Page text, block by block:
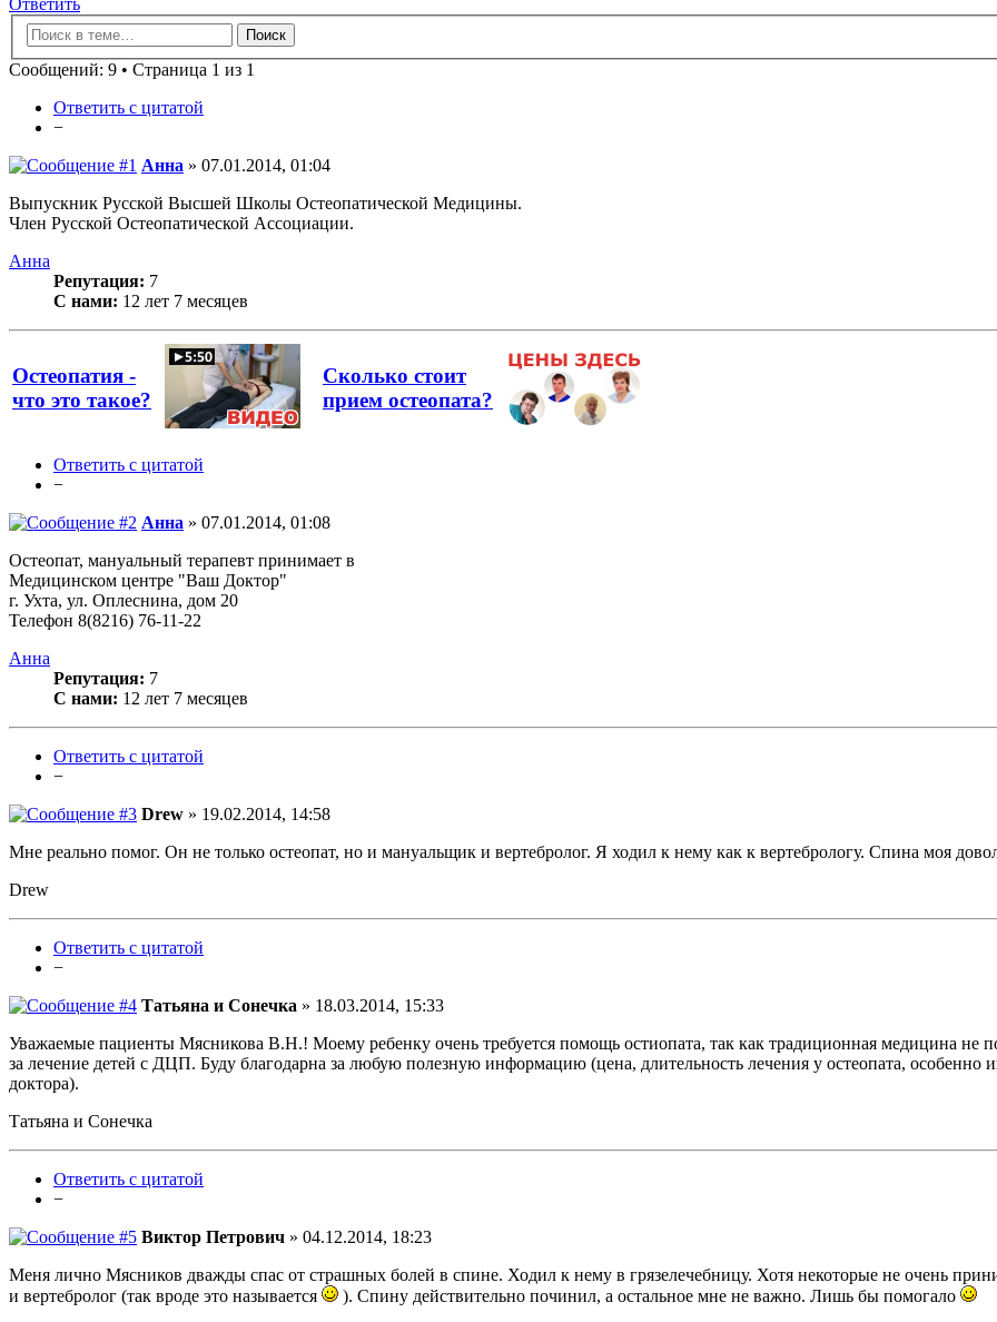
Ответить
Сообщений: 9 • Страница 1 из 1
Ответить с цитатой
−
Анна » 07.01.2014, 01:04
Выпускник Русской Высшей Школы Остеопатической Медицины.
Член Русской Остеопатической Ассоциации.
Анна
Репутация: 7
С нами: 12 лет 7 месяцев
Остеопатия -
что это такое?
Сколько стоит
прием остеопата?
Ответить с цитатой
−
Анна » 07.01.2014, 01:08
Остеопат, мануальный терапевт принимает в
Медицинском центре "Ваш Доктор"
г. Ухта, ул. Оплеснина, дом 20
Телефон 8(8216) 76-11-22
Анна
Репутация: 7
С нами: 12 лет 7 месяцев
Ответить с цитатой
−
Drew » 19.02.2014, 14:58
Мне реально помог. Он не только остеопат, но и мануальщик и вертебролог. Я ходил к нему как к вертебрологу. Спина моя
Drew
Ответить с цитатой
−
Татьяна и Сонечка » 18.03.2014, 15:33
Уважаемые пациенты Мясникова В.Н.! Моему ребенку очень требуется помощь остиопата, так как традиционная медицина не
за лечение детей с ДЦП. Буду благодарна за любую полезную информацию (цена, длительность лечения у остеопата, особенно
доктора).
Татьяна и Сонечка
Ответить с цитатой
−
Виктор Петрович » 04.12.2014, 18:23
Меня лично Мясников дважды спас от страшных болей в спине. Ходил к нему в грязелечебницу. Хотя некоторые не очень
и вертебролог (так вроде это называется
). Спину действительно починил, а остальное мне не важно. Лишь бы помогало